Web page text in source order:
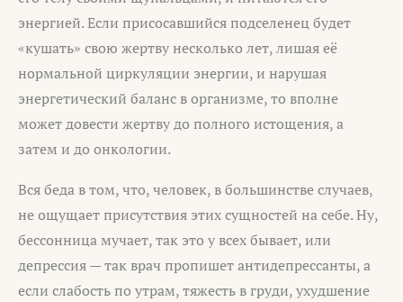
энергией. Если присосавшийся подселенец будет
«кушать» свою жертву несколько лет, лишая её
нормальной циркуляции энергии, и нарушая
энергетический баланс в организме, то вполне
может довести жертву до полного истощения, а
затем и до онкологии.
Вся беда в том, что, человек, в большинстве случаев,
не ощущает присутствия этих сущностей на себе. Ну,
бессонница мучает, так это у всех бывает, или
депрессия — так врач пропишет антидепрессанты, а
если слабость по утрам, тяжесть в груди, ухудшение